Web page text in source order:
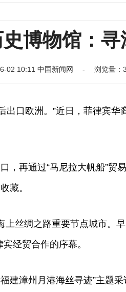
博物馆：
02 10:11 中国新闻网 - 浏览量：
口欧洲。”近日，菲律宾华
再通过“马尼拉大帆船”贸
藏。
丝绸之路重要节点城市。
经贸合作的序幕。
漳州月港海丝寻迹”主题采